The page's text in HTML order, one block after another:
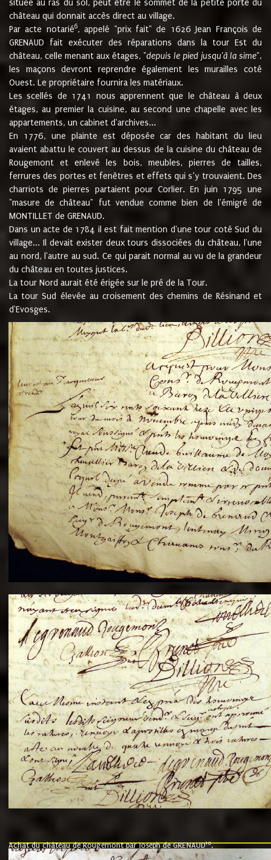
située au ras du sol, peut être le sommet de la petite porte du
château qui donnait accès direct au village.
Par acte notarié6, appelé "prix fait" de 1626 Jean François de
GRENAUD fait exécuter des réparations dans la tour Est du
château, celle menant aux étages, "depuis le pied jusqu'à la sime".
les maçons devront reprendre également les murailles coté
Ouest. Le propriétaire fournira les matériaux.
Les scellés de 1741 nous apprennent que le château à deux
étages, au premier la cuisine, au second une chapelle avec les
appartements, un cabinet d'archives...
En 1776, une plainte est déposée car des habitant du lieu
avaient abattu le couvert au dessus de la cuisine du château de
Rougemont et enlevé les bois, meubles, pierres de tailles,
ferrures des portes et fenêtres et effets qui s’y trouvaient. Des
charriots de pierres partaient pour Corlier. En juin 1795 une
"masure de château" fut vendue comme bien de l'émigré de
MONTILLET de GRENAUD.
Dans un acte de 1784 il est fait mention d'une tour coté Sud du
village... Il devait exister deux tours dissociées du château, l'une
au nord, l'autre au sud. Ce qui parait normal au vu de la grandeur
du château en toutes justices.
La tour Nord aurait été érigée sur le pré de la Tour.
La tour Sud élevée au croisement des chemins de Résinand et
d'Evosges.
Achat du château de Rougemont par Joseph de GRENAUD10.